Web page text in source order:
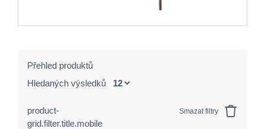
Přehled produktů
Hledaných výsledků
product-
grid.filter.title.mobile
Smazat filtry